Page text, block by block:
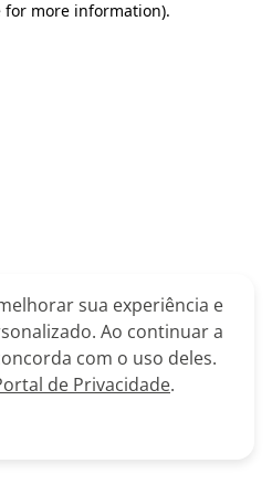
for more information).
sua experiência e
Ao continuar a
com o uso deles.
de Privacidade.